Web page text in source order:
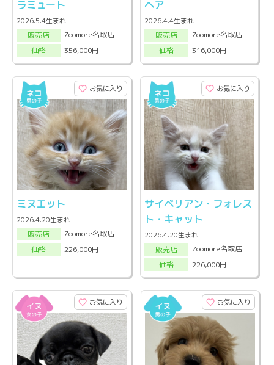
ラミュート
2026.5.4生まれ
販売店
Zoomore名取店
価格
356,000円
ヘア
2026.4.4生まれ
販売店
Zoomore名取店
価格
316,000円
お気に入り
ミヌエット
2026.4.20生まれ
販売店
Zoomore名取店
価格
226,000円
お気に入り
サイベリアン・フォレス
ト・キャット
2026.4.20生まれ
販売店
Zoomore名取店
価格
226,000円
お気に入り お気に入り